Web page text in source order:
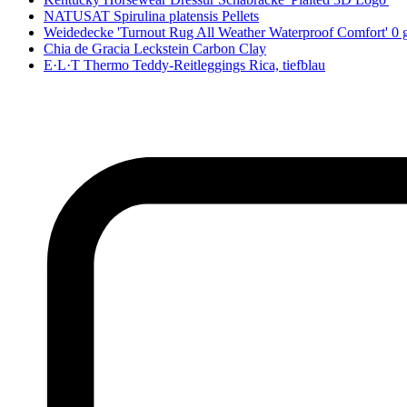
NATUSAT Spirulina platensis Pellets
Weidedecke 'Turnout Rug All Weather Waterproof Comfort' 0
Chia de Gracia Leckstein Carbon Clay
E·L·T Thermo Teddy-Reitleggings Rica, tiefblau